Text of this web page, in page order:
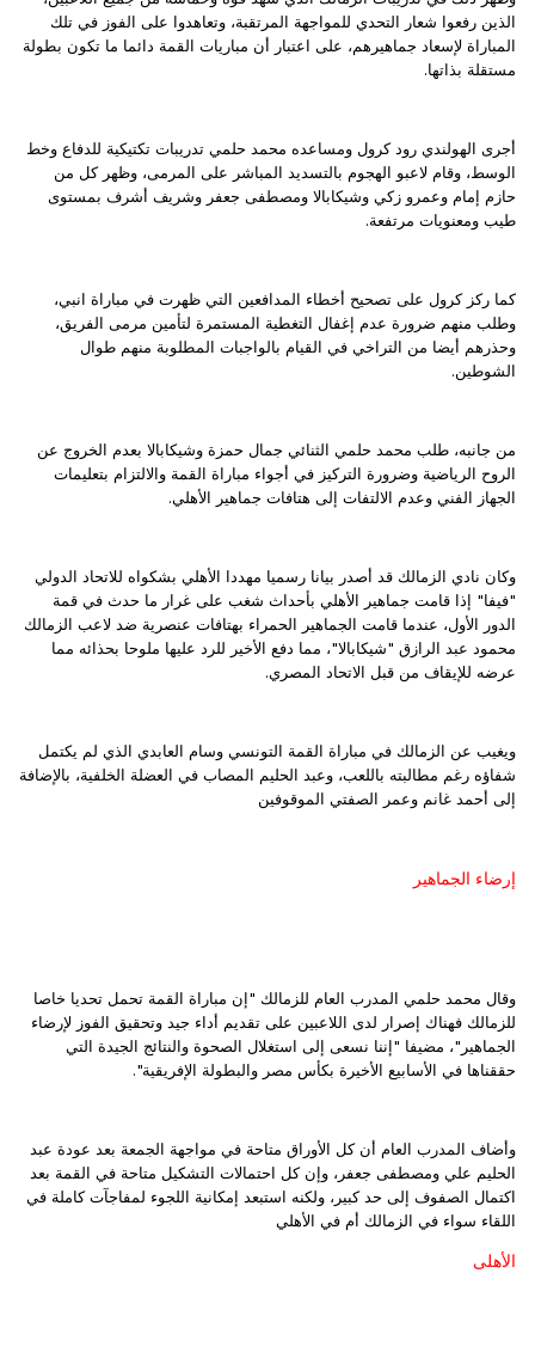
الذين رفعوا شعار التحدي للمواجهة المرتقبة، وتعاهدوا على الفوز في تلك
المباراة لإسعاد جماهيرهم، على اعتبار أن مباريات القمة دائما ما تكون بطولة
مستقلة بذاتها.
أجرى الهولندي رود كرول ومساعده محمد حلمي تدريبات تكتيكية للدفاع وخط
الوسط، وقام لاعبو الهجوم بالتسديد المباشر على المرمى، وظهر كل من
حازم إمام وعمرو زكي وشيكابالا ومصطفى جعفر وشريف أشرف بمستوى
طيب ومعنويات مرتفعة.
كما ركز كرول على تصحيح أخطاء المدافعين التي ظهرت في مباراة انبي،
وطلب منهم ضرورة عدم إغفال التغطية المستمرة لتأمين مرمى الفريق،
وحذرهم أيضا من التراخي في القيام بالواجبات المطلوبة منهم طوال
الشوطين.
من جانبه، طلب محمد حلمي الثنائي جمال حمزة وشيكابالا بعدم الخروج عن
الروح الرياضية وضرورة التركيز في أجواء مباراة القمة والالتزام بتعليمات
الجهاز الفني وعدم الالتفات إلى هتافات جماهير الأهلي.
وكان نادي الزمالك قد أصدر بيانا رسميا مهددا الأهلي بشكواه للاتحاد الدولي
"فيفا" إذا قامت جماهير الأهلي بأحداث شغب على غرار ما حدث في قمة
الدور الأول، عندما قامت الجماهير الحمراء بهتافات عنصرية ضد لاعب الزمالك
محمود عبد الرازق "شيكابالا"، مما دفع الأخير للرد عليها ملوحا بحذائه مما
عرضه للإيقاف من قبل الاتحاد المصري.
ويغيب عن الزمالك في مباراة القمة التونسي وسام العابدي الذي لم يكتمل
شفاؤه رغم مطالبته باللعب، وعبد الحليم المصاب في
العضلة الخلفية، بالإضافة
إلى أحمد غانم وعمر الصفتي الموقوفين
إرضاء الجماهير
وقال محمد حلمي المدرب العام للزمالك "إن مباراة القمة تحمل تحديا خاصا
للزمالك فهناك إصرار لدى اللاعبين على تقديم أداء جيد وتحقيق الفوز لإرضاء
الجماهير"، مضيفا "إننا نسعى إلى استغلال الصحوة والنتائج الجيدة التي
حققناها في الأسابيع الأخيرة بكأس مصر والبطولة الإفريقية".
وأضاف المدرب العام أن كل الأوراق متاحة في مواجهة الجمعة بعد عودة عبد
الحليم علي ومصطفى جعفر، وإن كل احتمالات التشكيل متاحة في القمة بعد
اكتمال الصفوف إلى حد كبير، ولكنه استبعد إمكانية اللجوء لمفاجآت كاملة في
اللقاء سواء في الزمالك أم في الأهلي
الأهلى